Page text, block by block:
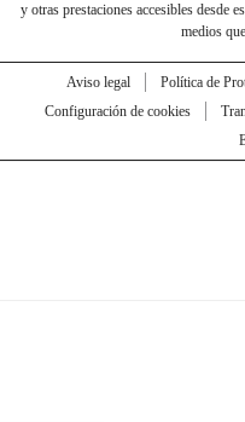
y otras prestaciones accesibles desde
medios
Aviso legal Política de
Configuración de cookies